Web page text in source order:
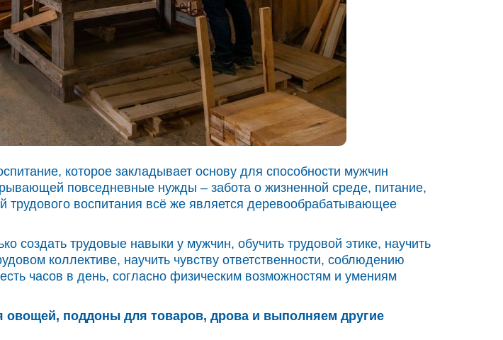
которое закладывает основу для способности мужчин
повседневные нужды – забота о жизненной среде, питание,
трудового воспитания всё же является деревообрабатывающее
создать трудовые навыки у мужчин, обучить трудовой этике, научить
коллективе, научить чувству ответственности, соблюдению
часов в день, согласно физическим возможностям и умениям
поддоны для товаров, дрова и выполняем другие